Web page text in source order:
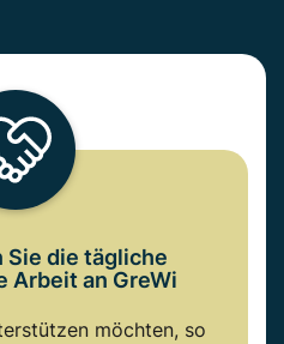
die tägliche
Arbeit an GreWi
möchten, so